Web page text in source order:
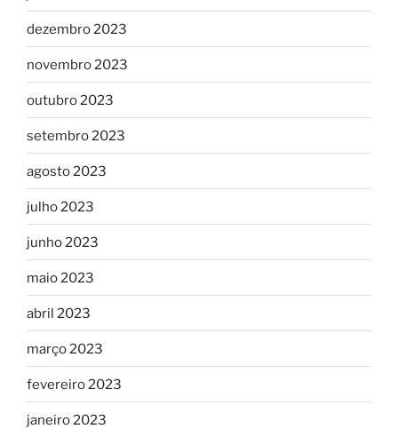
dezembro 2023
novembro 2023
outubro 2023
setembro 2023
agosto 2023
julho 2023
junho 2023
maio 2023
abril 2023
março 2023
fevereiro 2023
janeiro 2023